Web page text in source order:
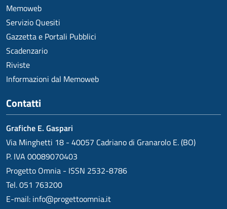
Memoweb
Servizio Quesiti
Gazzetta e Portali Pubblici
Scadenzario
Riviste
Informazioni dal Memoweb
Contatti
Grafiche E. Gaspari
Via Minghetti 18 - 40057 Cadriano di Granarolo E. (BO)
P. IVA 00089070403
Progetto Omnia - ISSN 2532-8786
Tel. 051 763200
E-mail: info@progettoomnia.it